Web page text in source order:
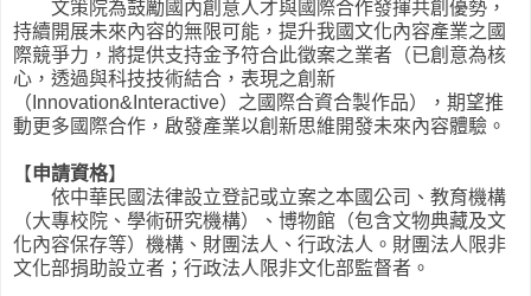
文策院為鼓勵國內創意人才與國際合作發揮共創優勢，
持續開展未來內容的無限可能，提升我國文化內容產業之國
際競爭力，將提供支持金予符合此徵案之業者（已創意為核
心，透過與科技技術結合，表現之創新
（Innovation&Interactive）之國際合資合製作品），期望推
動更多國際合作，啟發產業以創新思維開發未來內容體驗。
【申請資格】
依中華民國法律設立登記或立案之本國公司、教育機構
（大專校院、學術研究機構）、博物館（包含文物典藏及文
化內容保存等）機構、財團法人、行政法人。財團法人限非
文化部捐助設立者；行政法人限非文化部監督者。